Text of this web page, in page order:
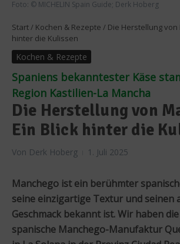
Foto: © MICHELIN Spain Guide; Derk Hoberg
Start / Kochen & Rezepte / Die Herstellung von
hinter die Kulissen
Kochen & Rezepte
Spaniens bekanntester Käse
Region Kastilien-La Mancha
Die Herstellung von
Ein Blick hinter die
Von Derk Hoberg 1. Juli 2025
Manchego ist ein berühmter
seine einzigartige Textur und seinen
Geschmack bekannt ist. Wir haben
spanische Manchego-Manufaktur